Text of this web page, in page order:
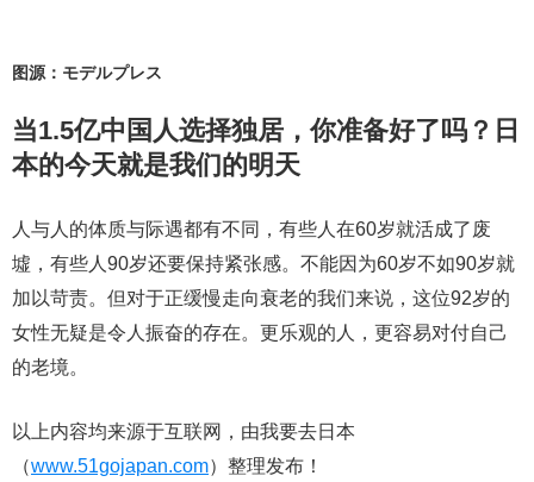
图源：モデルプレス
当1.5亿中国人选择独居，你准备好了吗？日
本的今天就是我们的明天
人与人的体质与际遇都有不同，有些人在60岁就活成了废
墟，有些人90岁还要保持紧张感。不能因为60岁不如90岁就
加以苛责。但对于正缓慢走向衰老的我们来说，这位92岁的
女性无疑是令人振奋的存在。更乐观的人，更容易对付自己
的老境。
以上内容均来源于互联网，由我要去日本
（www.51gojapan.com）整理发布！